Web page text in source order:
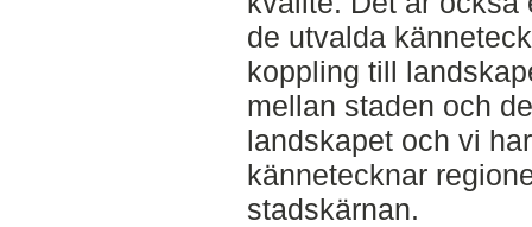
de utvalda
koppling till
mellan staden och
landskapet och vi
kännetecknar
stadskärnan.